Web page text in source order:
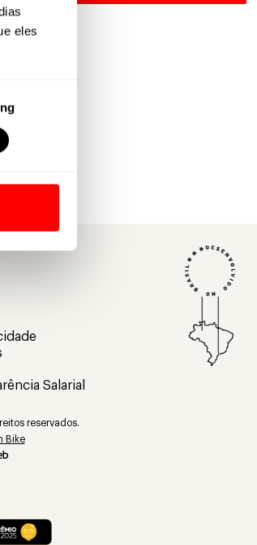
eles
Salarial
reservados.
Bike